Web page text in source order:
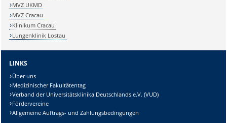
MVZ UKMD
MVZ Cracau
Klinikum Cracau
Lungenklinik Lostau
LINKS
Über uns
Medizinischer Fakultätentag
Verband der Universitätsklinika Deutschlands e.V. (VUD)
Fördervereine
Allgemeine Auftrags- und Zahlungsbedingungen